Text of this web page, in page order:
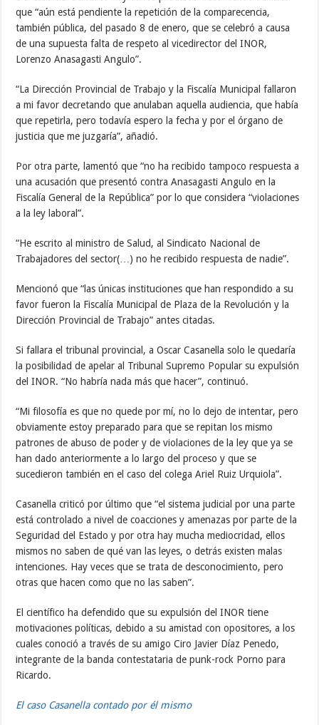
que “aún está pendiente la repetición de la comparecencia,
también pública, del pasado 8 de enero, que se celebró a causa
de una supuesta falta de respeto al vicedirector del INOR,
Lorenzo Anasagasti Angulo”.
“La Dirección Provincial de Trabajo y la Fiscalía Municipal fallaron
a mi favor decretando que anulaban aquella audiencia, que había
que repetirla, pero todavía espero la fecha y por el órgano de
justicia que me juzgaría”, añadió.
Por otra parte, lamentó que “no ha recibido tampoco respuesta a
una acusación que presentó contra Anasagasti Angulo en la
Fiscalía General de la República” por lo que considera “violaciones
a la ley laboral”.
“He escrito al ministro de Salud, al Sindicato Nacional de
Trabajadores del sector(…) no he recibido respuesta de nadie”.
Mencionó que “las únicas instituciones que han respondido a su
favor fueron la Fiscalía Municipal de Plaza de la Revolución y la
Dirección Provincial de Trabajo” antes citadas.
Si fallara el tribunal provincial, a Oscar Casanella solo le quedaría
la posibilidad de apelar al Tribunal Supremo Popular su expulsión
del INOR. “No habría nada más que hacer”, continuó.
“Mi filosofía es que no quede por mí, no lo dejo de intentar, pero
obviamente estoy preparado para que se repitan los mismo
patrones de abuso de poder y de violaciones de la ley que ya se
han dado anteriormente a lo largo del proceso y que se
sucedieron también en el caso del colega Ariel Ruiz Urquiola”.
Casanella criticó por último que “el sistema judicial por una parte
está controlado a nivel de coacciones y amenazas por parte de la
Seguridad del Estado y por otra hay mucha mediocridad, ellos
mismos no saben de qué van las leyes, o detrás existen malas
intenciones. Hay veces que se trata de desconocimiento, pero
otras que hacen como que no las saben”.
El científico ha defendido que su expulsión del INOR tiene
motivaciones políticas, debido a su amistad con opositores, a los
cuales conoció a través de su amigo Ciro Javier Díaz Penedo,
integrante de la banda contestataria de punk-rock Porno para
Ricardo.
El caso Casanella contado por él mismo